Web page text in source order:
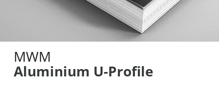
MWM
Aluminium U-Profile